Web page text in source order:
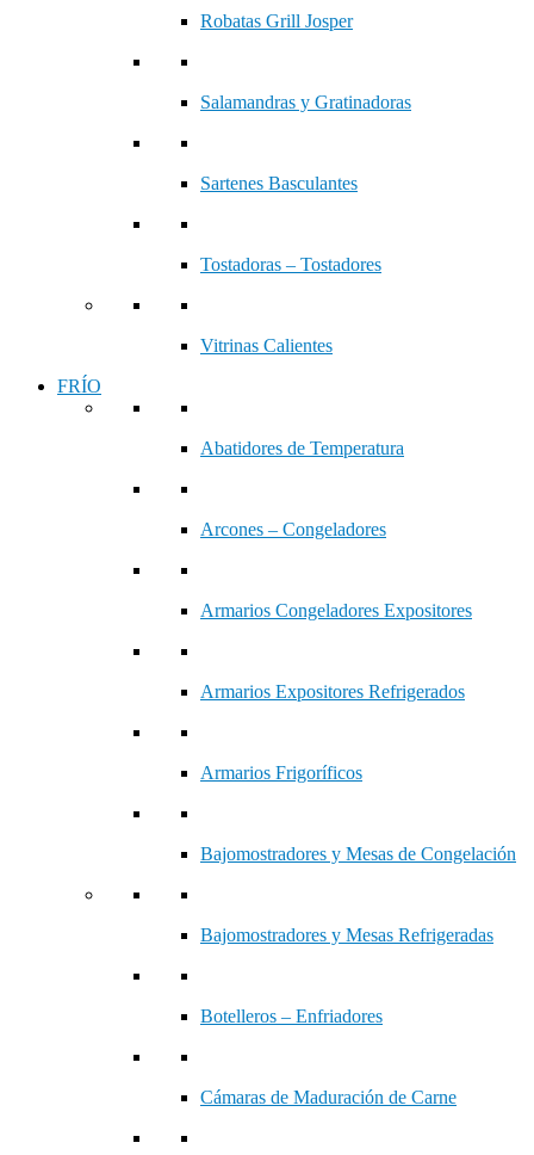
Robatas Grill Josper
Salamandras y Gratinadoras
Sartenes Basculantes
Tostadoras – Tostadores
Vitrinas Calientes
FRÍO
Abatidores de Temperatura
Arcones – Congeladores
Armarios Congeladores Expositores
Armarios Expositores Refrigerados
Armarios Frigoríficos
Bajomostradores y Mesas de Congelación
Bajomostradores y Mesas Refrigeradas
Botelleros – Enfriadores
Cámaras de Maduración de Carne